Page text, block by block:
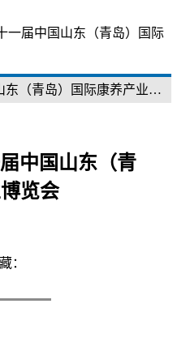
一届中国山东（青岛）国际
2026CIHCI第十一届中国山东（青岛）国际康养产业博览会
中国山东（青
览会
：